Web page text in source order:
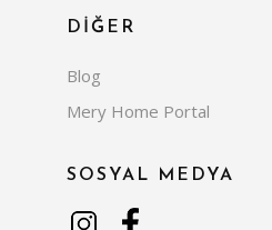
DİĞER
Blog
Mery Home Portal
SOSYAL MEDYA